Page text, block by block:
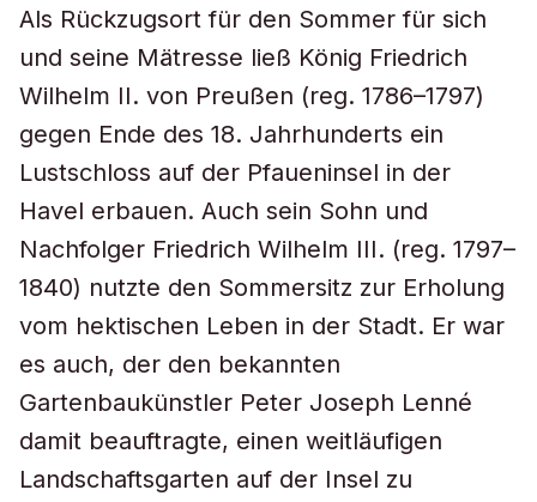
Als Rückzugsort für den Sommer für sich
und seine Mätresse ließ König Friedrich
Wilhelm II. von Preußen (reg. 1786–1797)
gegen Ende des 18. Jahrhunderts ein
Lustschloss auf der Pfaueninsel in der
Havel erbauen. Auch sein Sohn und
Nachfolger Friedrich Wilhelm III. (reg. 1797–
1840) nutzte den Sommersitz zur Erholung
vom hektischen Leben in der Stadt. Er war
es auch, der den bekannten
Gartenbaukünstler Peter Joseph Lenné
damit beauftragte, einen weitläufigen
Landschaftsgarten auf der Insel zu